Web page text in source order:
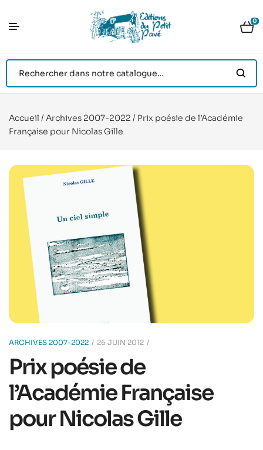
0
Accueil / Archives 2007-2022 / Prix poésie de l’Académie
Française pour Nicolas Gille
ARCHIVES 2007-2022 26 JUIN 2012
Prix poésie de
l’Académie Française
pour Nicolas Gille